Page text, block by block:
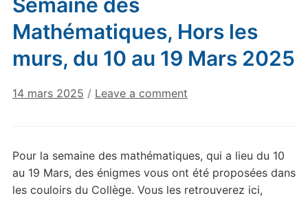
Mathématiques, Hors les
murs, du 10 au 19 Mars 2025
14 mars 2025 / Leave a comment
Pour la semaine des mathématiques, qui a lieu du 10
au 19 Mars, des énigmes vous ont été proposées dans
les couloirs du Collège. Vous les retrouverez ici,